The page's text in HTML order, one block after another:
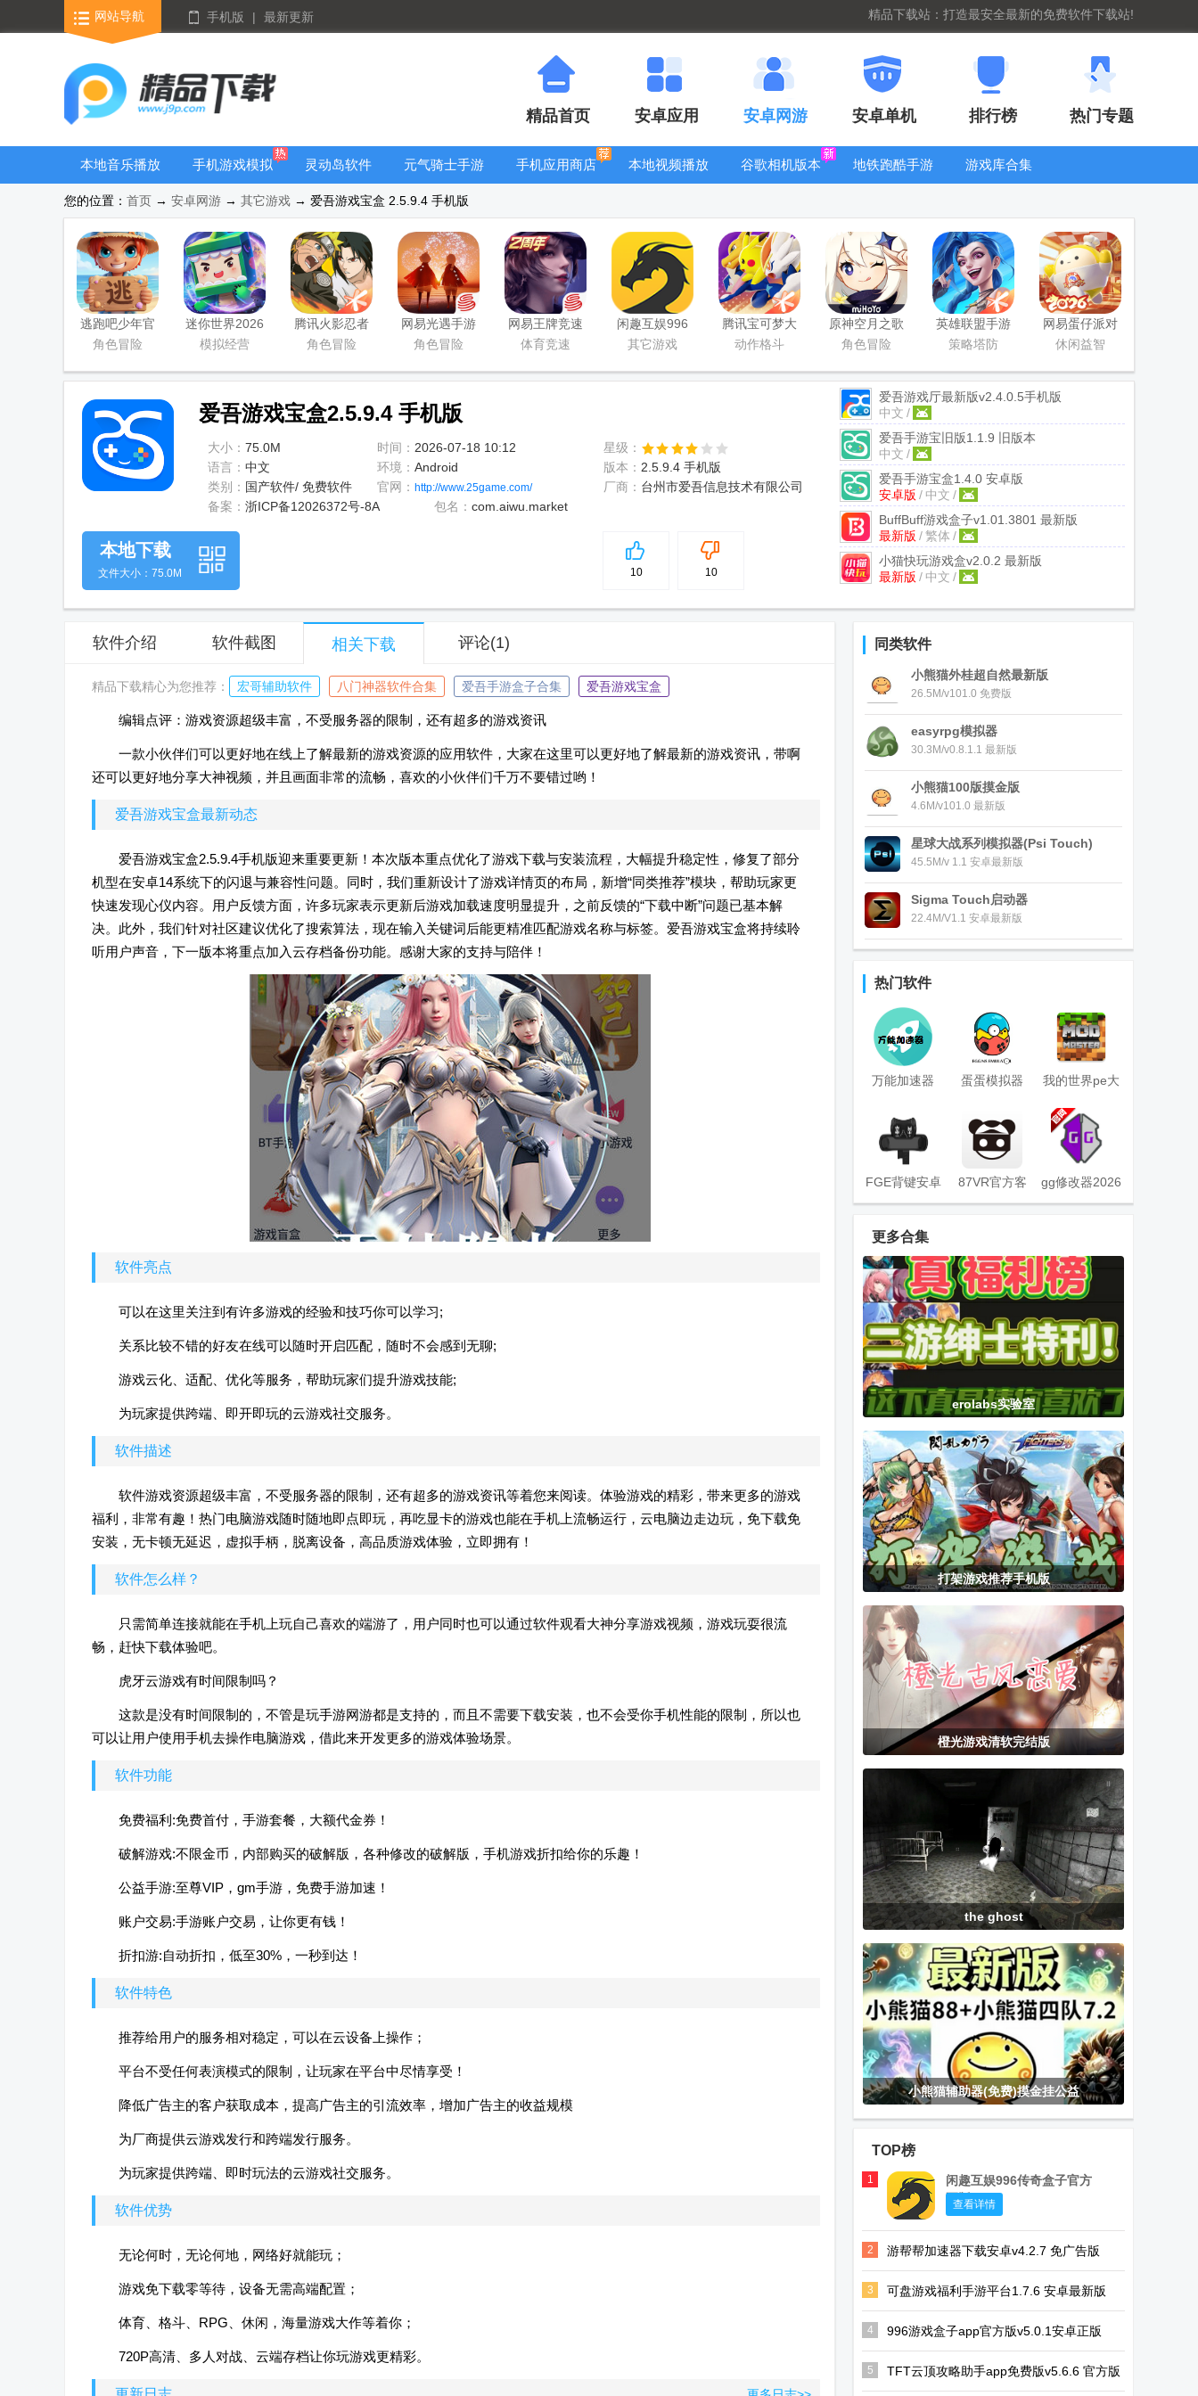
网站导航 手机版 | 最新更新 精品下载站：打造最安全最新的免费软件下载站!
精品首页 安卓应用 安卓网游 安卓单机 排行榜 热门专题
本地音乐播放
手机游戏模拟
器安卓版合集
灵动岛软件
元气骑士手游
大全
手机应用商店
本地视频播放
谷歌相机版本
地铁跑酷手游
游戏库合集
看器
您的位置： 首页 → 安卓网游 → 其它游戏 → 爱吾游戏宝盒 2.5.9.4 手机版
逃跑吧少年官
方版
角色冒险
迷你世界2026
最新升级版
模拟经营
腾讯火影忍者
忍者新世代
角色冒险
网易光遇手游
正版
角色冒险
网易王牌竞速
手游
体育竞速
闲趣互娱996
传奇盒子官方
其它游戏
腾讯宝可梦大
集结国服正式
动作格斗
原神空月之歌
版本
角色冒险
英雄联盟手游
国服正版
策略塔防
网易蛋仔派对
工坊版游戏
休闲益智
爱吾游戏宝盒2.5.9.4 手机版
大小： 75.0M 时间： 2026-07-18 10:12
星级：
语言： 中文 环境： Android 版本： 2.5.9.4 手机版
类别： 国产软件/ 免费软件 官网： http://www.25game.com/ 厂商： 台州市爱吾信息技术有限公司
备案： 浙ICP备12026372号-8A 包名： com.aiwu.market
爱吾游戏厅最新版v2.4.0.5手机版
中文 /
爱吾手游宝旧版1.1.9 旧版本
中文 /
爱吾手游宝盒1.4.0 安卓版
安卓版 / 中文 /
BuffBuff游戏盒子v1.01.3801 最新版
最新版 /繁体 /
小猫快玩游戏盒v2.0.2 最新版
最新版 / 中文 /
5
10 10
本地下载
文件大小：75.0M
软件介绍 软件截图 相关下载 评论(1)
精品下载精心为您推荐： 宏哥辅助软件 八门神器软件合集 爱吾手游盒子合集 爱吾游戏宝盒
编辑点评：游戏资源超级丰富，不受服务器的限制，还有超多的游戏资讯
一款小伙伴们可以更好地在线上了解最新的游戏资源的应用软件，大家在这里可以更好地了解最新的游戏资讯，带啊
还可以更好地分享大神视频，并且画面非常的流畅，喜欢的小伙伴们千万不要错过哟！
爱吾游戏宝盒最新动态
爱吾游戏宝盒2.5.9.4手机版迎来重要更新！本次版本重点优化了游戏下载与安装流程，大幅提升稳定性，修复了部分
机型在安卓14系统下的闪退与兼容性问题。同时，我们重新设计了游戏详情页的布局，新增“同类推荐”模块，帮助玩家更
快速发现心仪内容。用户反馈方面，许多玩家表示更新后游戏加载速度明显提升，之前反馈的“下载中断”问题已基本解
决。此外，我们针对社区建议优化了搜索算法，现在输入关键词后能更精准匹配游戏名称与标签。爱吾游戏宝盒将持续聆
听用户声音，下一版本将重点加入云存档备份功能。感谢大家的支持与陪伴！
软件亮点
可以在这里关注到有许多游戏的经验和技巧你可以学习;
关系比较不错的好友在线可以随时开启匹配，随时不会感到无聊;
游戏云化、适配、优化等服务，帮助玩家们提升游戏技能;
为玩家提供跨端、即开即玩的云游戏社交服务。
软件描述
软件游戏资源超级丰富，不受服务器的限制，还有超多的游戏资讯等着您来阅读。体验游戏的精彩，带来更多的游戏
福利，非常有趣！热门电脑游戏随时随地即点即玩，再吃显卡的游戏也能在手机上流畅运行，云电脑边走边玩，免下载免
安装，无卡顿无延迟，虚拟手柄，脱离设备，高品质游戏体验，立即拥有！
软件怎么样？
只需简单连接就能在手机上玩自己喜欢的端游了，用户同时也可以通过软件观看大神分享游戏视频，游戏玩耍很流
畅，赶快下载体验吧。
虎牙云游戏有时间限制吗？
这款是没有时间限制的，不管是玩手游网游都是支持的，而且不需要下载安装，也不会受你手机性能的限制，所以也
可以让用户使用手机去操作电脑游戏，借此来开发更多的游戏体验场景。
软件功能
免费福利:免费首付，手游套餐，大额代金券！
破解游戏:不限金币，内部购买的破解版，各种修改的破解版，手机游戏折扣给你的乐趣！
公益手游:至尊VIP，gm手游，免费手游加速！
账户交易:手游账户交易，让你更有钱！
折扣游:自动折扣，低至30%，一秒到达！
软件特色
推荐给用户的服务相对稳定，可以在云设备上操作；
平台不受任何表演模式的限制，让玩家在平台中尽情享受！
降低广告主的客户获取成本，提高广告主的引流效率，增加广告主的收益规模
为厂商提供云游戏发行和跨端发行服务。
为玩家提供跨端、即时玩法的云游戏社交服务。
软件优势
无论何时，无论何地，网络好就能玩；
游戏免下载零等待，设备无需高端配置；
体育、格斗、RPG、休闲，海量游戏大作等着你；
720P高清、多人对战、云端存档让你玩游戏更精彩。
同类软件
小熊猫外桂超自然最新版
26.5M/v101.0 免费版
easyrpg模拟器
30.3M/v0.8.1.1 最新版
小熊猫100版摸金版
4.6M/v101.0 最新版
星球大战系列模拟器(Psi Touch)
45.5M/v 1.1 安卓最新版
Sigma Touch启动器
22.4M/V1.1 安卓最新版
热门软件
万能加速器
器app
蛋蛋模拟器
装器
我的世界pe大
师盒子
(Master for
MCPE)
FGE背键安卓
版
87VR官方客
户端
gg修改器2026
最新正版
apk)
Fuck光速虚拟
机插件
星愿盒子模拟
器(Star Box
Simulator)
腾讯爱玩游戏
版
国际篮球经理
2026游戏完整
版
一拳超人世界
手游国际服
(OPM World)
胜利女神
NIKKE无敌版
Switch模拟器
天玑修订版
(Uzuy Mali)
完蛋我被美女
包围了2游戏
逆水寒华为版
胜利女神
NIKKE内置
mod版
决胜巅峰
Legends:
Bang Bang)
地铁跑酷方源
多功能直充
更多合集
erolabs实验室
打架游戏推荐手机版
橙光游戏清软完结版
the ghost
小熊猫辅助器(免费)摸金挂公益
TOP榜
1
闲趣互娱996传奇盒子官方
正版
查看详情
2 游帮帮加速器下载安卓v4.2.7 免广告版
3 可盘游戏福利手游平台1.7.6 安卓最新版
4 996游戏盒子app官方版v5.0.1安卓正版
5 TFT云顶攻略助手app免费版v5.6.6 官方版